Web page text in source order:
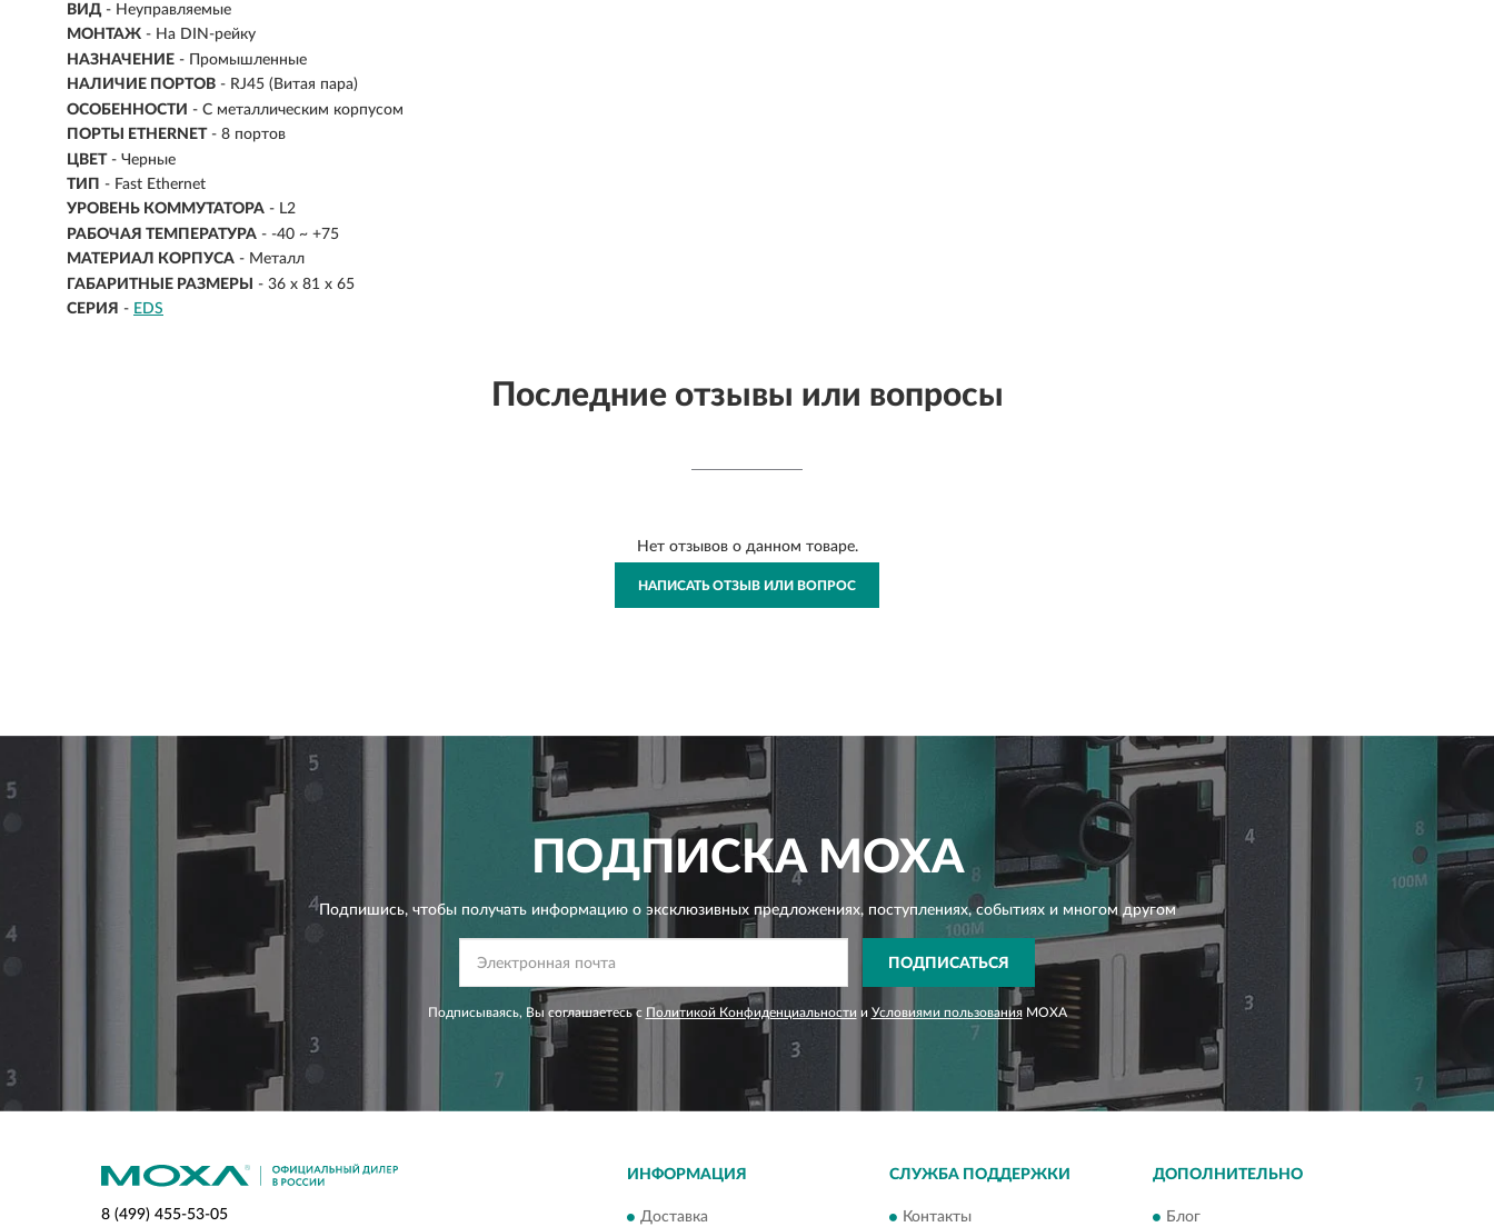
ВИД - Неуправляемые
МОНТАЖ - На DIN-рейку
НАЗНАЧЕНИЕ - Промышленные
НАЛИЧИЕ ПОРТОВ - RJ45 (Витая пара)
ОСОБЕННОСТИ - С металлическим корпусом
ПОРТЫ ETHERNET - 8 портов
ЦВЕТ - Черные
ТИП - Fast Ethernet
УРОВЕНЬ КОММУТАТОРА - L2
РАБОЧАЯ ТЕМПЕРАТУРА - -40 ~ +75
МАТЕРИАЛ КОРПУСА - Металл
ГАБАРИТНЫЕ РАЗМЕРЫ
- 36 x 81 x 65
СЕРИЯ - EDS
Последние отзывы или вопросы
Нет отзывов о данном товаре.
НАПИСАТЬ ОТЗЫВ ИЛИ ВОПРОС
ПОДПИСКАMOXA
Подпишись, чтобы получать информацию о эксклюзивных предложениях,поступлениях, событиях и многом другом
ПОДПИСАТЬСЯ
Подписываясь, Вы соглашаетесь с Политикой Конфиденциальности и Условиями пользованияMOXA
8 (499) 455-53-05
ИНФОРМАЦИЯ
Доставка
СЛУЖБА ПОДДЕРЖКИ
Контакты
ДОПОЛНИТЕЛЬНО
Блог